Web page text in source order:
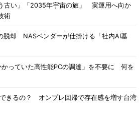
古い」「2035年宇宙の旅」 実運用へ向か
術
脱却 NASベンダーが仕掛ける「社内AI基
かっていた高性能PCの調達」を不要に 何を
きるの？ オンプレ回帰で存在感を増す台湾